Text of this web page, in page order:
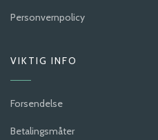
Personvernpolicy
VIKTIG INFO
Forsendelse
Betalingsmåter